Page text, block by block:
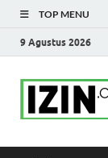
TOP MENU
9 Agustus 2026